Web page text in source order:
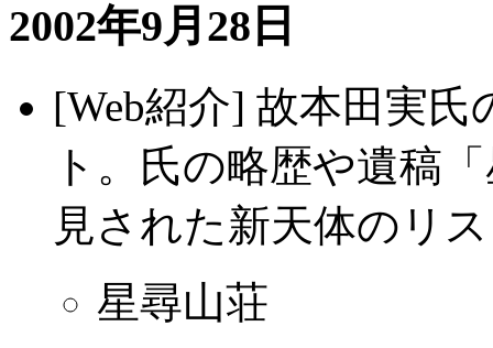
2002年9月28日
[Web紹介] 故本田実氏
ト。氏の略歴や遺稿
見された新天体のリ
星尋山荘